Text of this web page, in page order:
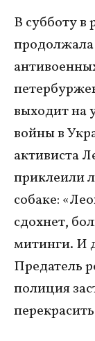
В субботу в
продолжала
выходит на
войны в
активиста
приклеили
собаке:
сдохнет,
митинги. И
Предатель
полиция